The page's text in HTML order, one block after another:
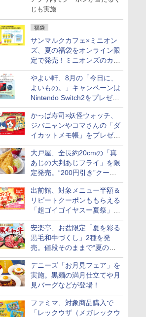
じも実施
福袋
サンマルクカフェ×ミニオン
ズ、夏の福袋をオンライン限
定で発売！ミニオンズのカッ
プと2500円相当のチケット
付き
やよい軒、8月の「今日に、
よいもの。」キャンペーンは
Nintendo Switch2をプレゼン
ト
かっぱ寿司×妖怪ウォッチ、
ジバニャンやコマさんの「ダ
イカットメモ帳」をプレゼン
ト
大戸屋、全長約20cmの「真
あじの大判あじフライ」を限
定発売。“200円引き”クーポ
ンも配信
出前館、対象メニュー半額＆
リピートクーポンももらえる
「超ゴイゴイヤスー夏祭」を
実施
安楽亭、お盆限定「夏を彩る
黒毛和牛づくし」2種を発
売。値段そのままで“夏の巻
き野菜”付き
デニーズ「お月見フェア」を
実施。黒麺の満月仕立てや月
見バーグなどが登場！
ファミマ、対象商品購入で
「レックウザ（メガレックウ